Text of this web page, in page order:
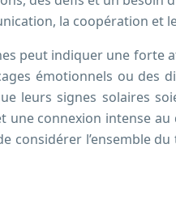
la coopération
peut indiquer une
émotionnels ou des
leurs signes solaires
connexion intense
considérer l’ensemble